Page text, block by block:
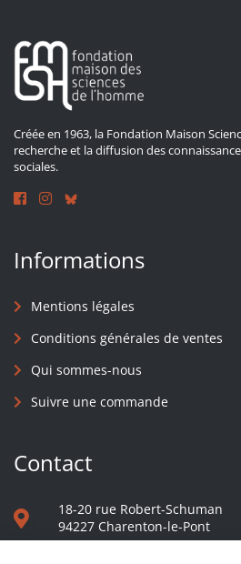
Créée en 1963, la Fondation Maison
recherche et la diffusion des
sociales.
Informations
Mentions légales
Conditions générales de ventes
Qui sommes-nous
Suivre une commande
Contact
18-20 rue Robert-Schuman
94227 Charenton-le-Pont